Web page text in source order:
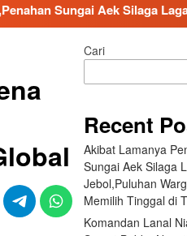
Aek Silaga Laga Apabila
Cari
Recent
Akibat Lamanya
Sungai Aek Silaga
Jebol,Puluhan
Memilih Tinggal di
Komandan Lanal